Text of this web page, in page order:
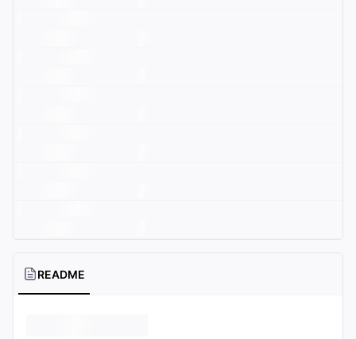
README